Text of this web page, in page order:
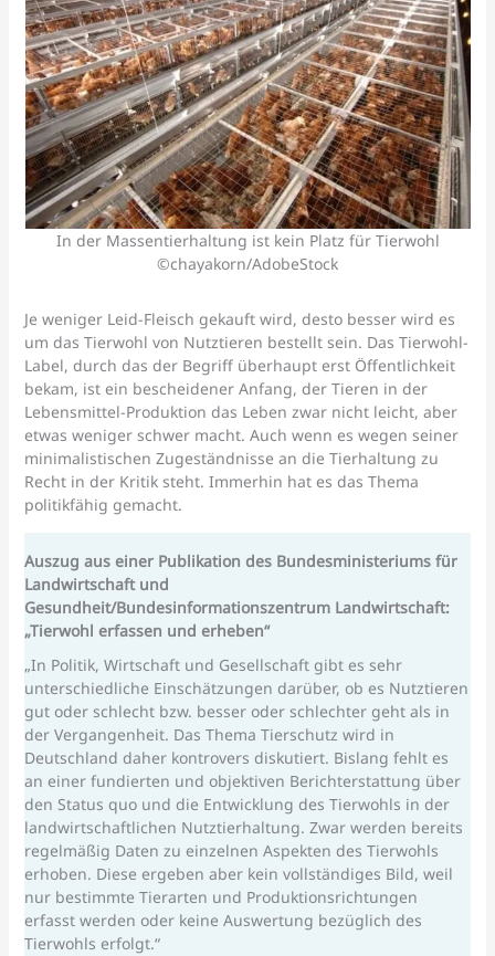
In der Massentierhaltung ist kein Platz für Tierwohl
©chayakorn/AdobeStock
Je weniger Leid-Fleisch gekauft wird, desto besser wird es
um das Tierwohl von Nutztieren bestellt sein. Das Tierwohl-
Label, durch das der Begriff überhaupt erst Öffentlichkeit
bekam, ist ein bescheidener Anfang, der Tieren in der
Lebensmittel-Produktion das Leben zwar nicht leicht, aber
etwas weniger schwer macht. Auch wenn es wegen seiner
minimalistischen Zugeständnisse an die Tierhaltung zu
Recht in der Kritik steht. Immerhin hat es das Thema
politikfähig gemacht.
Auszug aus einer Publikation des Bundesministeriums für
Landwirtschaft und
Gesundheit/Bundesinformationszentrum Landwirtschaft:
„Tierwohl erfassen und erheben“
„In Politik, Wirtschaft und Gesellschaft gibt es sehr
unterschiedliche Einschätzungen darüber, ob es Nutztieren
gut oder schlecht bzw. besser oder schlechter geht als in
der Vergangenheit. Das Thema Tierschutz wird in
Deutschland daher kontrovers diskutiert. Bislang fehlt es
an einer fundierten und objektiven Berichterstattung über
den Status quo und die Entwicklung des Tierwohls in der
landwirtschaftlichen Nutztierhaltung. Zwar werden bereits
regelmäßig Daten zu einzelnen Aspekten des Tierwohls
erhoben. Diese ergeben aber kein vollständiges Bild, weil
nur bestimmte Tierarten und Produktionsrichtungen
erfasst werden oder keine Auswertung bezüglich des
Tierwohls erfolgt.“